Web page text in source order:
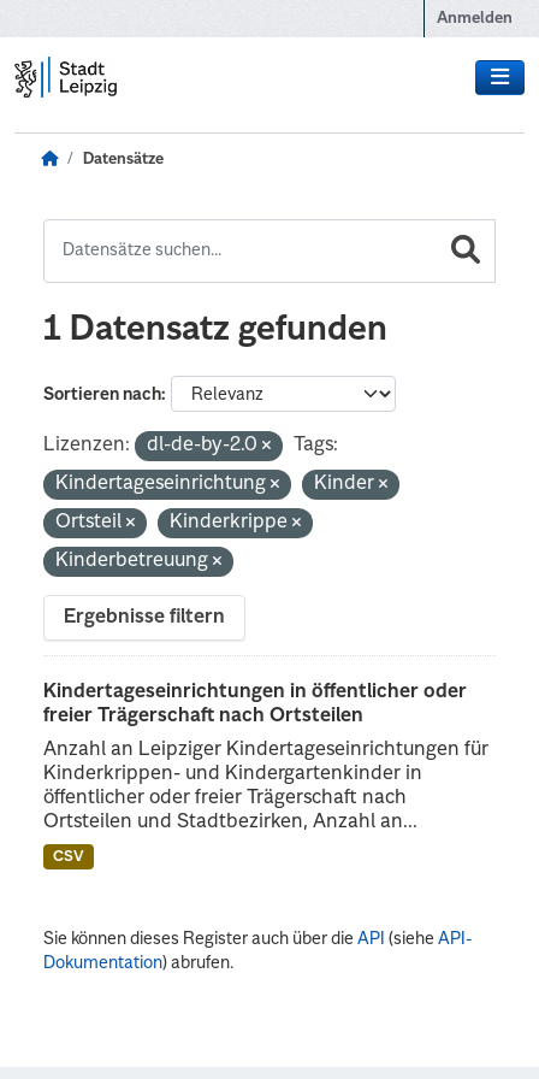
Anmelden
Datensätze
1 Datensatz gefunden
Sortieren nach
Lizenzen: dl-de-by-2.0
Tags:
Kindertageseinrichtung
Kinder
Ortsteil
Kinderkrippe
Kinderbetreuung
Ergebnisse filtern
Kindertageseinrichtungen in öffentlicher oder
freier Trägerschaft nach Ortsteilen
Anzahl an Leipziger Kindertageseinrichtungen für
Kinderkrippen- und Kindergartenkinder in
öffentlicher oder freier Trägerschaft nach
Ortsteilen und Stadtbezirken, Anzahl an...
CSV
Sie können dieses Register auch über dieAPI (sieheAPI-
Dokumentation) abrufen.